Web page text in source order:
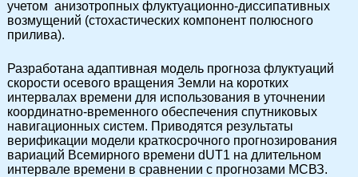
учетом анизотропных флуктуационно-диссипативных
возмущений (стохастических компонент полюсного
прилива).
Разработана адаптивная модель прогноза флуктуаций
скорости осевого вращения Земли на коротких
интервалах времени для использования в уточнении
координатно-временного обеспечения спутниковых
навигационных систем. Приводятся результаты
верификации модели краткосрочного прогнозирования
вариаций Всемирного времени dUT1 на длительном
интервале времени в сравнении с прогнозами МСВЗ.